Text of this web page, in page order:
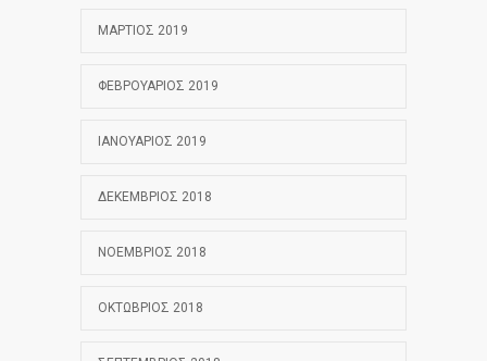
ΜΆΡΤΙΟΣ 2019
ΦΕΒΡΟΥΆΡΙΟΣ 2019
ΙΑΝΟΥΆΡΙΟΣ 2019
ΔΕΚΈΜΒΡΙΟΣ 2018
ΝΟΈΜΒΡΙΟΣ 2018
ΟΚΤΏΒΡΙΟΣ 2018